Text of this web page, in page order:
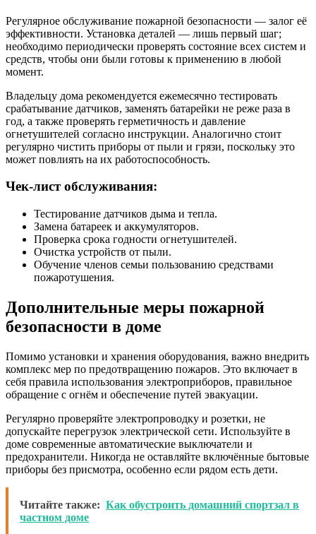
Регулярное обслуживание пожарной безопасности — залог её
эффективности. Установка деталей — лишь первый шаг;
необходимо периодически проверять состояние всех систем и
средств, чтобы они были готовы к применению в любой
момент.
Владельцу дома рекомендуется ежемесячно тестировать
срабатывание датчиков, заменять батарейки не реже раза в
год, а также проверять герметичность и давление
огнетушителей согласно инструкции. Аналогично стоит
регулярно чистить приборы от пыли и грязи, поскольку это
может повлиять на их работоспособность.
Чек-лист обслуживания:
Тестирование датчиков дыма и тепла.
Замена батареек и аккумуляторов.
Проверка срока годности огнетушителей.
Очистка устройств от пыли.
Обучение членов семьи пользованию средствами
пожаротушения.
Дополнительные меры пожарной
безопасности в доме
Помимо установки и хранения оборудования, важно внедрить
комплекс мер по предотвращению пожаров. Это включает в
себя правила использования электроприборов, правильное
обращение с огнём и обеспечение путей эвакуации.
Регулярно проверяйте электропроводку и розетки, не
допускайте перегрузок электрической сети. Используйте в
доме современные автоматические выключатели и
предохранители. Никогда не оставляйте включённые бытовые
приборы без присмотра, особенно если рядом есть дети.
Читайте также: Как обустроить домашний спортзал в
частном доме